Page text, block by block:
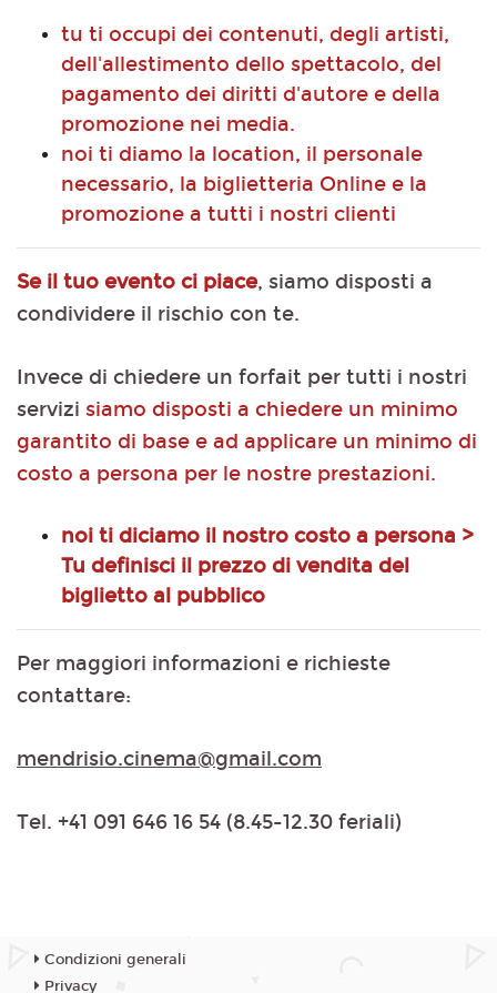
tu ti occupi dei contenuti, degli artisti,
dell'allestimento dello spettacolo, del
pagamento dei diritti d'autore e della
promozione nei media.
noi ti diamo la location, il personale
necessario, la biglietteria Online e la
promozione a tutti i nostri clienti
Se il tuo evento ci piace, siamo disposti a
condividere il rischio con te.
Invece di chiedere un forfait per tutti i nostri
servizi siamo disposti a chiedere un minimo
garantito di base e ad applicare un minimo di
costo a persona per le nostre prestazioni.
noi ti diciamo il nostro costo a persona >
Tu definisci il prezzo di vendita del
biglietto al pubblico
Per maggiori informazioni e richieste
contattare:
mendrisio.cinema@gmail.com
Tel. +41 091 646 16 54 (8.45-12.30 feriali)
Condizioni generali
Privacy